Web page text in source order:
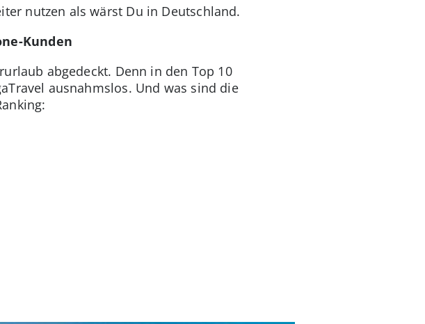
nutzen als wärst Du in Deutschland.
Kunden
abgedeckt. Denn in den Top 10
ausnahmslos. Und was sind die